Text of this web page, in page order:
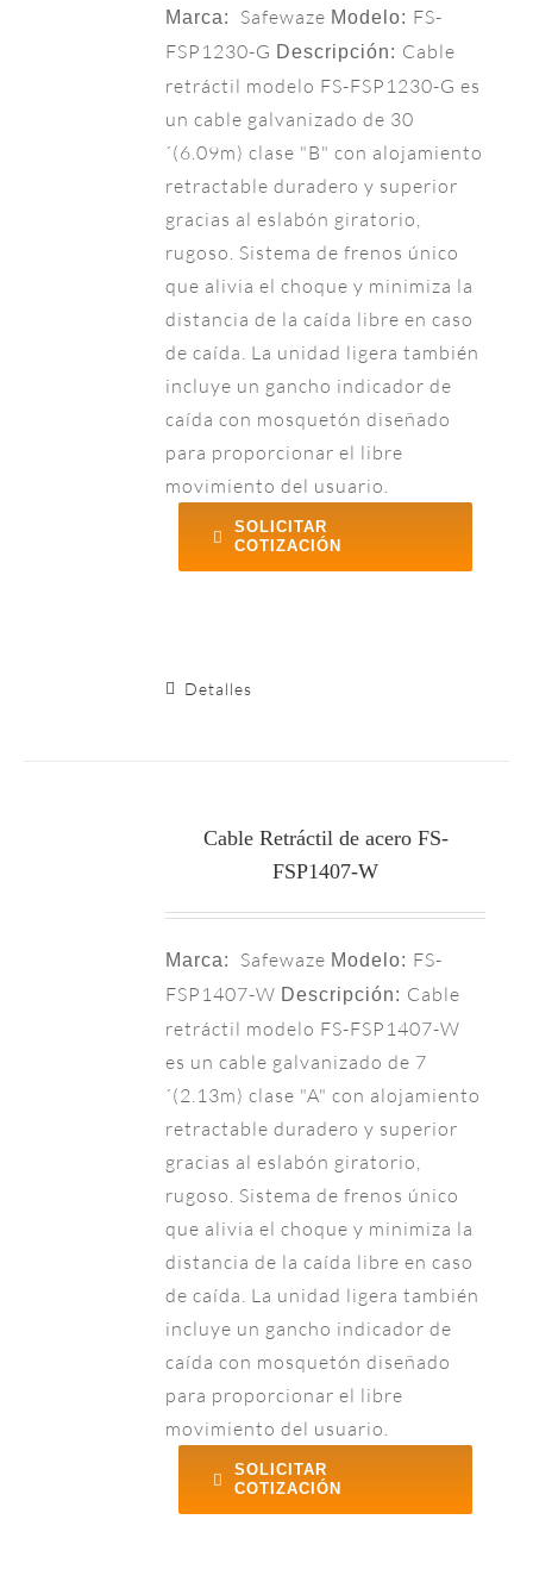
Marca: Safewaze Modelo: FS-
FSP1230-G Descripción: Cable
retráctil modelo FS-FSP1230-G es
un cable galvanizado de 30
´(6.09m) clase "B" con alojamiento
retractable duradero y superior
gracias al eslabón giratorio,
rugoso. Sistema de frenos único
que alivia el choque y minimiza la
distancia de la caída libre en caso
de caída. La unidad ligera también
incluye un gancho indicador de
caída con mosquetón diseñado
para proporcionar el libre
movimiento del usuario.
SOLICITAR
COTIZACIÓN
Detalles
Cable Retráctil de acero FS-
FSP1407-W
Marca: Safewaze Modelo: FS-
FSP1407-W Descripción: Cable
retráctil modelo FS-FSP1407-W
es un cable galvanizado de 7
´(2.13m) clase "A" con alojamiento
retractable duradero y superior
gracias al eslabón giratorio,
rugoso. Sistema de frenos único
que alivia el choque y minimiza la
distancia de la caída libre en caso
de caída. La unidad ligera también
incluye un gancho indicador de
caída con mosquetón diseñado
para proporcionar el libre
movimiento del usuario.
SOLICITAR
COTIZACIÓN